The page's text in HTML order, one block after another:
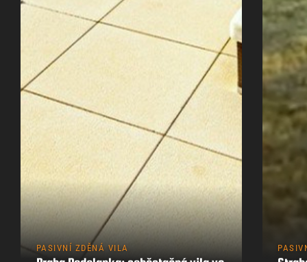
Řekli o nás
Kontakty
PASIVNÍ ZDĚNÁ VILA